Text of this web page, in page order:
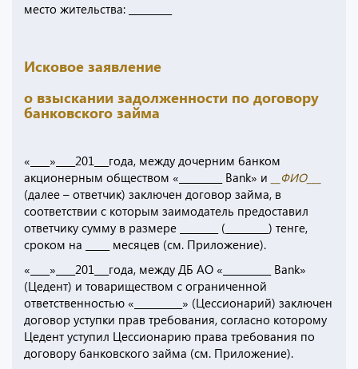
место жительства: _________
Исковое заявление
о взыскании задолженности по договору
банковского займа
«____»____201___года, между дочерним банком
акционерным обществом «_________ Bank» и
__ФИО___
(далее – ответчик) заключен договор займа, в
соответствии с которым заимодатель предоставил
ответчику сумму в размере ________ (_________) тенге,
сроком на _____ месяцев (см. Приложение).
«____»____201___года, между ДБ АО «__________ Bank»
(Цедент) и товариществом с ограниченной
ответственностью «__________» (Цессионарий) заключен
договор уступки прав требования, согласно которому
Цедент уступил Цессионарию права требования по
договору банковского займа (см. Приложение).